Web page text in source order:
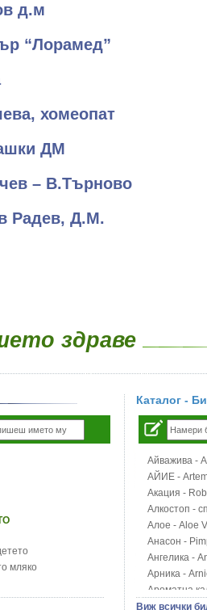
д.м
“Лорамед”
хомеопат
ДМ
– В.Търново
Радев, Д.М.
здраве
мляко
Каталог -
Айважива -
АЙИЕ -
Акация -
Алкостоп -
Алое - Aloe
Анасон -
Ангелика -
Арника -
Ароматна
Арония -
Виж всички